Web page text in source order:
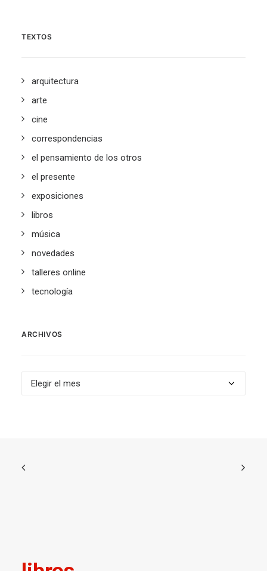
TEXTOS
arquitectura
arte
cine
correspondencias
el pensamiento de los otros
el presente
exposiciones
libros
música
novedades
talleres online
tecnología
ARCHIVOS
Archivos